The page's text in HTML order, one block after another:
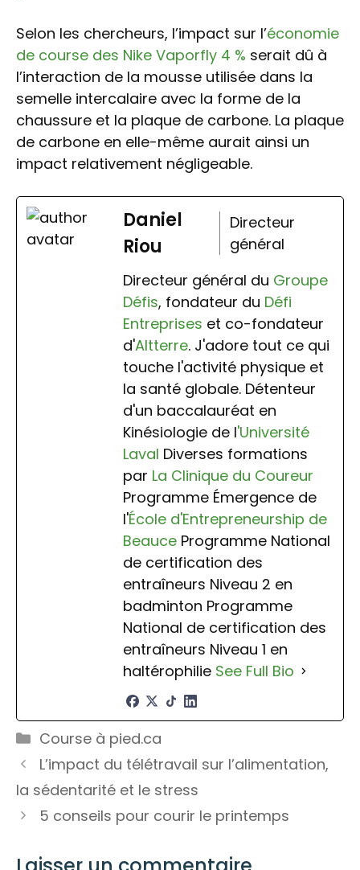
Selon les chercheurs, l’impact sur l’économie
de course des Nike Vaporfly 4 % serait dû à
l’interaction de la mousse utilisée dans la
semelle intercalaire avec la forme de la
chaussure et la plaque de carbone. La plaque
de carbone en elle-même aurait ainsi un
impact relativement négligeable.
Daniel
Riou
Directeur
général
Directeur général du Groupe
Défis, fondateur du Défi
Entreprises et co-fondateur
d'Altterre. J'adore tout ce qui
touche l'activité physique et
la santé globale. Détenteur
d'un baccalauréat en
Kinésiologie de l'Université
Laval Diverses formations
par La Clinique du Coureur
Programme Émergence de
l'École d'Entrepreneurship de
Beauce Programme National
de certification des
entraîneurs Niveau 2 en
badminton Programme
National de certification des
entraîneurs Niveau 1 en
haltérophilie See Full Bio
Catégories
Course à pied.ca
L’impact du télétravail sur l’alimentation,
la sédentarité et le stress
5 conseils pour courir le printemps